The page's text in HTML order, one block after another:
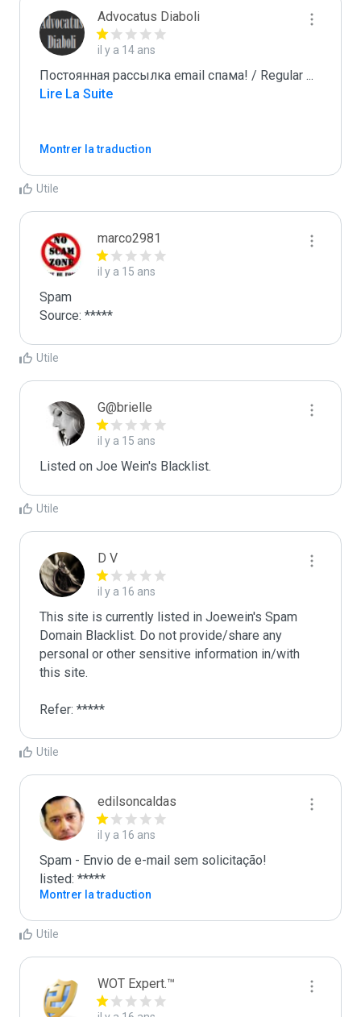
Advocatus Diaboli
il y a 14 ans
Постоянная рассылка email спама! / Regular ...
Lire La Suite
Montrer la traduction
Utile
marco2981
il y a 15 ans
Spam
Source: *****
Utile
G@brielle
il y a 15 ans
Listed on Joe Wein's Blacklist.
Utile
D V
il y a 16 ans
This site is currently listed in Joewein's Spam
Domain Blacklist. Do not provide/share any
personal or other sensitive information in/with
this site.
Refer: *****
Utile
edilsoncaldas
il y a 16 ans
Spam - Envio de e-mail sem solicitação!
listed: *****
Montrer la traduction
Utile
WOT Expert.™